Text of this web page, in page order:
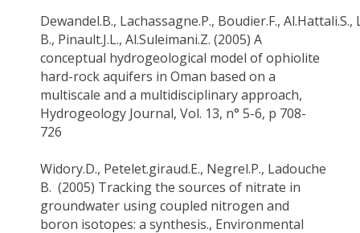
Dewandel.B., Lachassagne.P., Boudier.F., Al.Hattali.S.,
B., Pinault.J.L., Al.Suleimani.Z. (2005) A
conceptual hydrogeological model of ophiolite
hard-rock aquifers in Oman based on a
multiscale and a multidisciplinary approach,
Hydrogeology Journal, Vol. 13, n° 5-6, p 708-
726
Widory.D., Petelet.giraud.E., Negrel.P., Ladouche
B. (2005) Tracking the sources of nitrate in
groundwater using coupled nitrogen and
boron isotopes: a synthesis., Environmental